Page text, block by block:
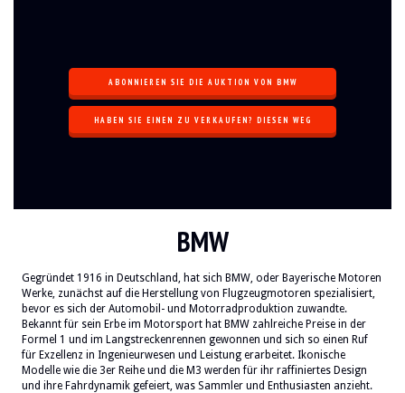
ABONNIEREN SIE DIE AUKTION VON BMW
HABEN SIE EINEN ZU VERKAUFEN? DIESEN WEG
BMW
Gegründet 1916 in Deutschland, hat sich BMW, oder Bayerische Motoren
Werke, zunächst auf die Herstellung von Flugzeugmotoren spezialisiert,
bevor es sich der Automobil- und Motorradproduktion zuwandte.
Bekannt für sein Erbe im Motorsport hat BMW zahlreiche Preise in der
Formel 1 und im Langstreckenrennen gewonnen und sich so einen Ruf
für Exzellenz in Ingenieurwesen und Leistung erarbeitet. Ikonische
Modelle wie die 3er Reihe und die M3 werden für ihr raffiniertes Design
und ihre Fahrdynamik gefeiert, was Sammler und Enthusiasten anzieht.